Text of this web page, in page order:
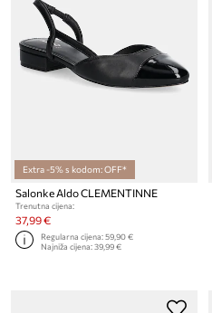
Extra -5% s kodom: OFF*
Salonke Aldo CLEMENTINNE
Trenutna cijena:
37,99 €
Regularna cijena:59,90 €
Najniža cijena:39,99 €